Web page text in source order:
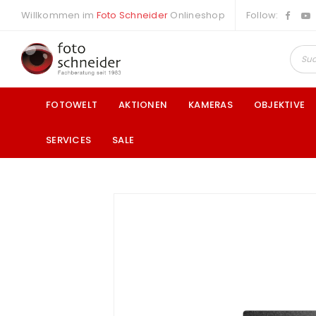
Willkommen im Foto Schneider Onlineshop Follow:
FOTOWELT AKTIONEN KAMERAS OBJEKTIVE
SERVICES SALE